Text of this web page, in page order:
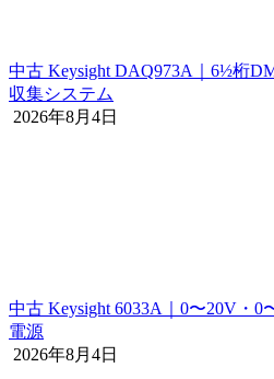
中古 Keysight DAQ973A｜6½桁
収集システム
2026年8月4日
中古 Keysight 6033A｜0〜20V・
電源
2026年8月4日